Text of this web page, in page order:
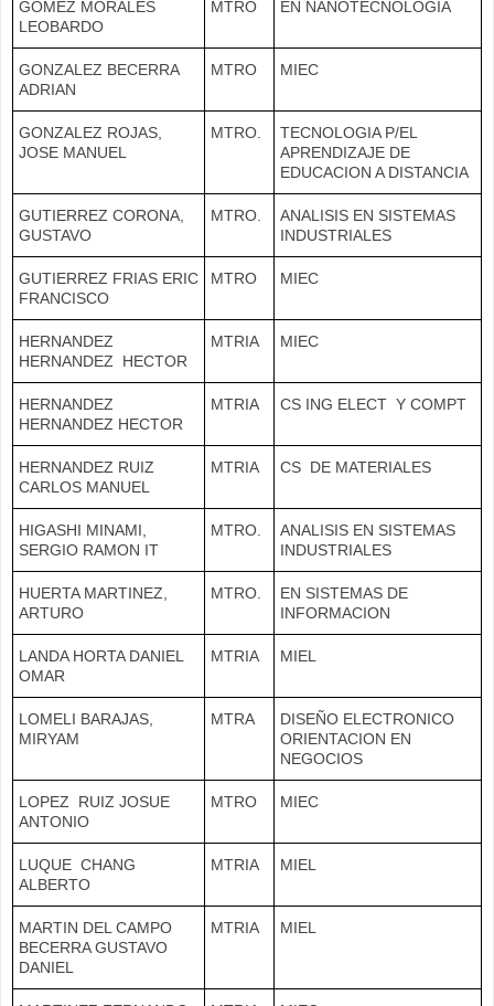
GOMEZ MORALES
LEOBARDO
MTRO EN NANOTECNOLOGIA
GONZALEZ BECERRA
ADRIAN
MTRO MIEC
GONZALEZ ROJAS,
JOSE MANUEL
MTRO.
TECNOLOGIA P/EL
APRENDIZAJE DE
EDUCACION A DISTANCIA
GUTIERREZ CORONA,
GUSTAVO
MTRO.
ANALISIS EN SISTEMAS
INDUSTRIALES
GUTIERREZ FRIAS ERIC
FRANCISCO
MTRO MIEC
HERNANDEZ
HERNANDEZ HECTOR
MTRIA MIEC
HERNANDEZ
HERNANDEZ HECTOR
MTRIA CS ING ELECT Y COMPT
HERNANDEZ RUIZ
CARLOS MANUEL
MTRIA CS DE MATERIALES
HIGASHI MINAMI,
SERGIO RAMON IT
MTRO.
ANALISIS EN SISTEMAS
INDUSTRIALES
HUERTA MARTINEZ,
ARTURO
MTRO.
EN SISTEMAS DE
INFORMACION
LANDA HORTA DANIEL
OMAR
MTRIA MIEL
LOMELI BARAJAS,
MIRYAM
MTRA
DISEÑO ELECTRONICO
ORIENTACION EN
NEGOCIOS
LOPEZ RUIZ JOSUE
ANTONIO
MTRO MIEC
LUQUE CHANG
ALBERTO
MTRIA MIEL
MARTIN DEL CAMPO
BECERRA GUSTAVO
DANIEL
MTRIA MIEL